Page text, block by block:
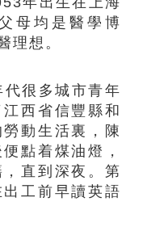
母均是醫學博
理想。
很多城市青年
西省信豐縣和
動生活裏，陳
點着煤油燈，
直到深夜。第
工前早讀英語